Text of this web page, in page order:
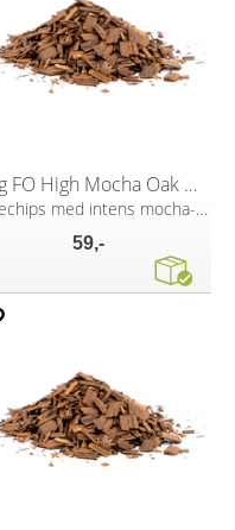
50g FO High Mocha Oak Wood Chips
Eikechips med intens mocha-aroma
59,-